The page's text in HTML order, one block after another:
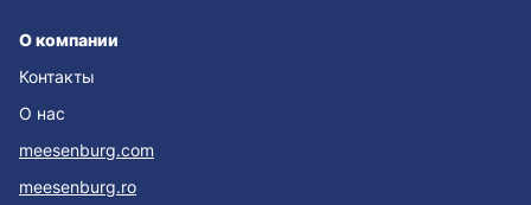
О компании
Контакты
О нас
meesenburg.com
meesenburg.ro